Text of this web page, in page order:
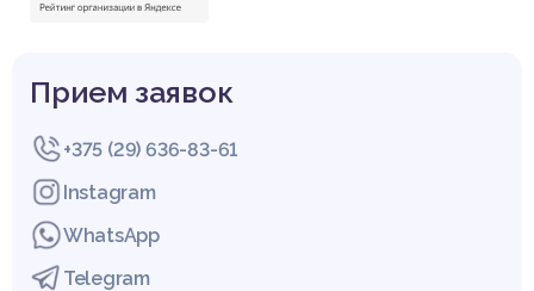
Прием заявок
+375 (29) 636-83-61
Instagram
WhatsApp
Telegram